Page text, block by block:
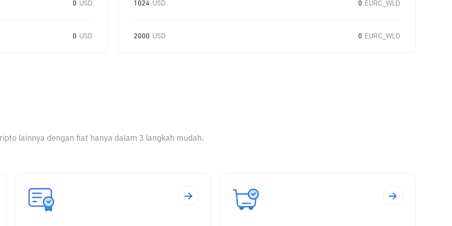
0 USD
0 USD
1024 USD 0 EURC_WLD
2000 USD 0 EURC_WLD
lainnya dengan fiat hanya dalam 3 langkah mudah.